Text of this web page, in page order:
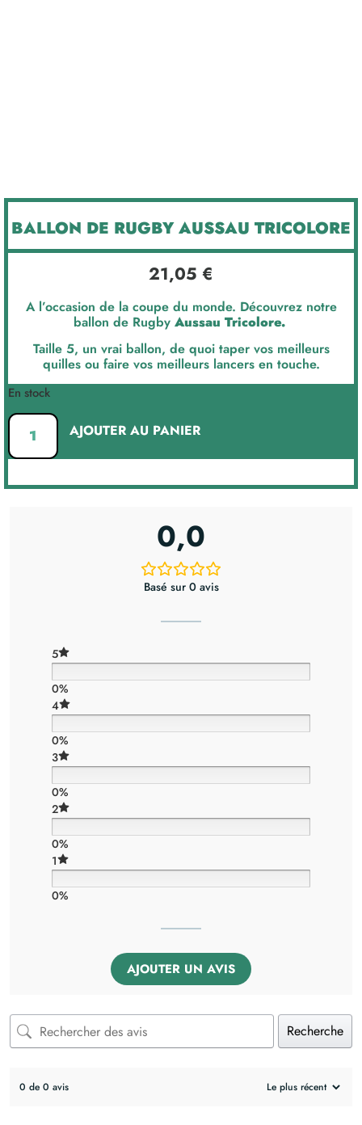
BALLON DE RUGBY AUSSAU TRICOLORE
21,05 €
A l’occasion de la coupe du monde. Découvrez notre
ballon de RugbyAussau Tricolore.
Taille 5, un vrai ballon, de quoi taper vos meilleurs
quilles ou faire vos meilleurs lancers en touche.
En stock
AJOUTER AU PANIER
0,0
Basé sur 0 avis
5
0%
4
0%
3
0%
2
0%
1
0%
AJOUTER UN AVIS
Recherche
0 de 0 avis